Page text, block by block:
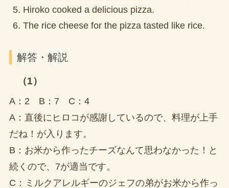
Hiroko cooked a delicious pizza.
The rice cheese for the pizza tasted like rice.
解答・解説
（1）
A：2 B：7 C：4
A：直後にヒロコが感謝しているので、料理が上手
だね！が入ります。
B：お米から作ったチーズなんて思わなかった！と
続くので、7が適当です。
C：ミルクアレルギーのジェフの弟がお米から作っ